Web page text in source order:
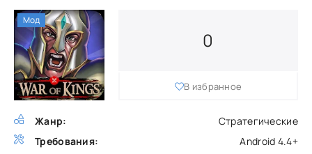
Жанр:
Стратегические
Требования:
Android 4.4+
0
В избранное
Мод